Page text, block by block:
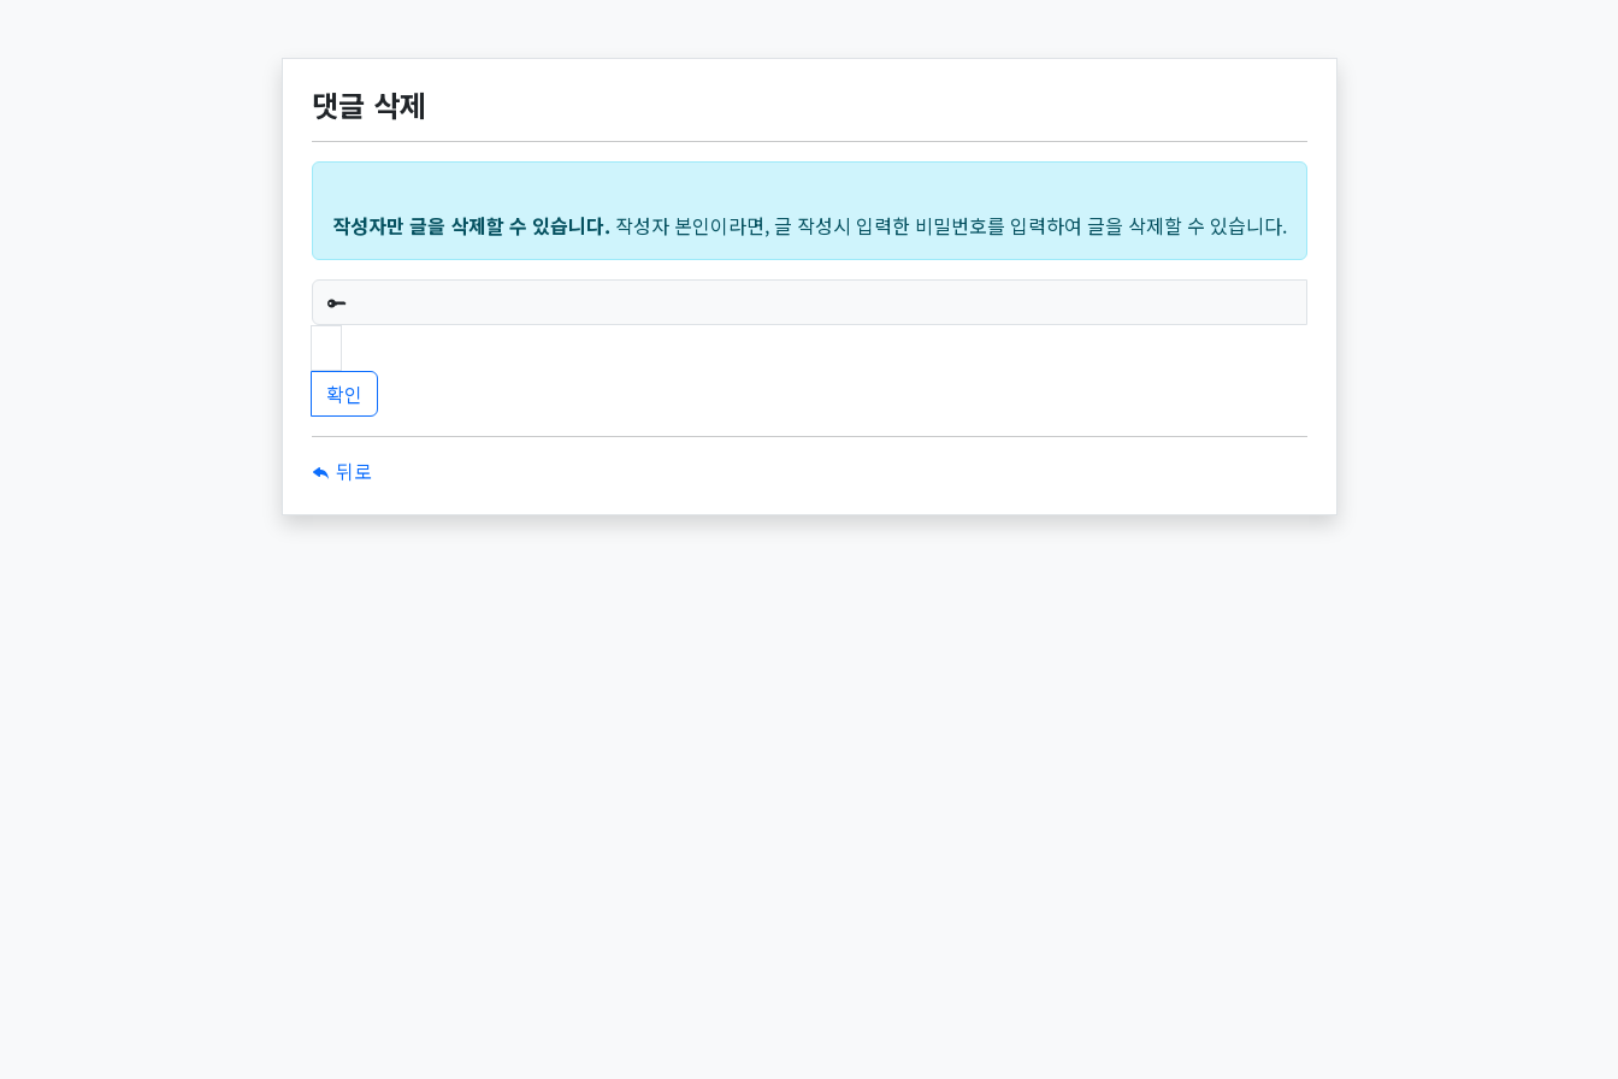
댓글 삭제
작성자만 글을 삭제할 수 있습니다. 작성자 본인이라면, 글 작성시 입력한 비밀번호를 입력하여 글을 삭제할 수 있습니다.
필수
뒤로